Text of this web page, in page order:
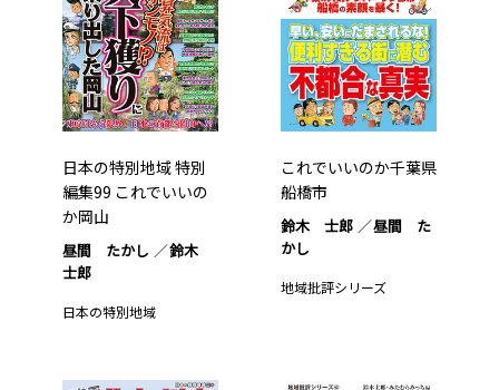
日本の特別地域 特別
編集99 これでいいの
か岡山
昼間 たかし
鈴木
士郎
日本の特別地域
これでいいのか千葉県
船橋市
鈴木 士郎
昼間 た
かし
地域批評シリーズ